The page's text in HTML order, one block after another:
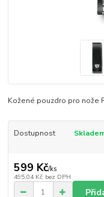
Kožené pouzdro pro nože
Dostupnost
599 Kč/ks
495,04 Kč bez DPH